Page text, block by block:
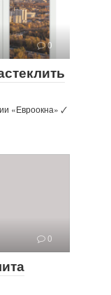
0
«Евроокна» 🗸
0